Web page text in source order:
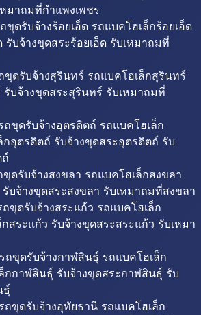
มาถมที่กำแพงเพชร
ขุดรับจ้างร้อยเอ็ด รถแบคโฮเล็กร้อยเอ็ด
รับจ้างขุดสระร้อยเอ็ด รับเหมาถมที่
ขุดรับจ้างสุรินทร์ รถแบคโฮเล็กสุรินทร์
รับจ้างขุดสระสุรินทร์ รับเหมาถมที่
ขุดรับจ้างอุตรดิตถ์ รถแบคโฮเล็ก
กอุตรดิตถ์ รับจ้างขุดสระอุตรดิตถ์ รับ
ดรับจ้างสงขลา รถแบคโฮเล็กสงขลา
บจ้างขุดสระสงขลา รับเหมาถมที่สงขลา
ขุดรับจ้างสระแก้ว รถแบคโฮเล็ก
สระแก้ว รับจ้างขุดสระสระแก้ว รับเหมา
ถขุดรับจ้างกาฬสินธุ์ รถแบคโฮเล็ก
กกาฬสินธุ์ รับจ้างขุดสระกาฬสินธุ์ รับ
ธุ์
ถขุดรับจ้างอุทัยธานี รถแบคโฮเล็ก